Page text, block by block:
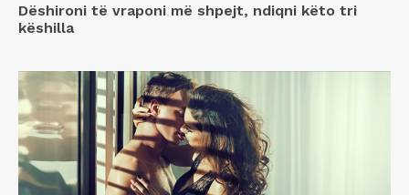
Dëshironi të vraponi më shpejt, ndiqni këto tri
këshilla